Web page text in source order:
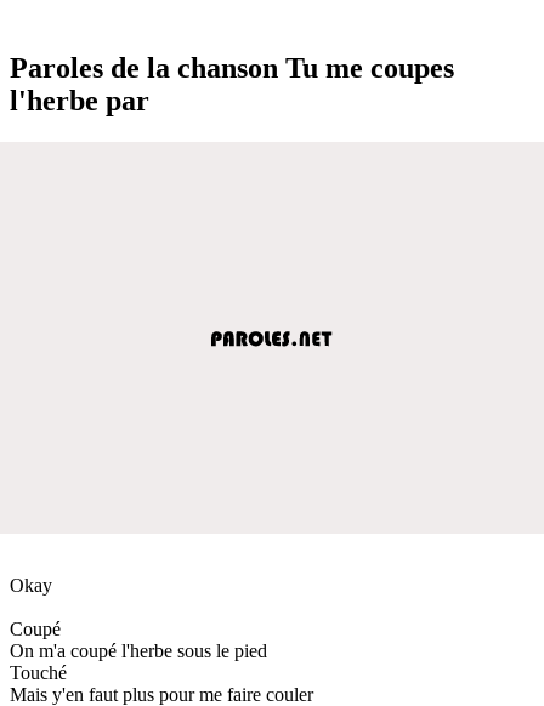
Paroles de la chanson Tu me coupes
l'herbe par
Okay
Coupé
On m'a coupé l'herbe sous le pied
Touché
Mais y'en faut plus pour me faire couler